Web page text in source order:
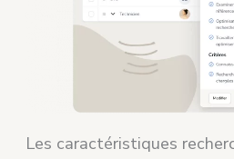
Les caractéristiques